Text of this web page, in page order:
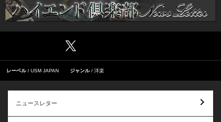
レーベル USM JAPAN ジャンル 洋楽
ニュースレター